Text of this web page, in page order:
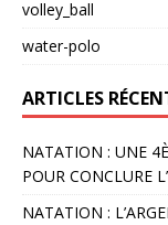
volley_ball
water-polo
ARTICLES
NATATION : UNE
POUR CONCLURE
NATATION :